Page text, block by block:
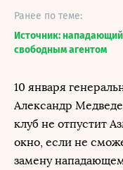
Ранее по теме:
Источник:
свободным агентом
10 января
Александр
клуб не отпустит
окно, если не
замену